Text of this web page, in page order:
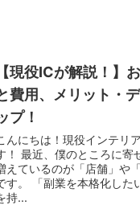
現役ICが解説！】
費用、メリット・
プ！
んにちは！現役インテリ
！ 最近、僕のところに寄
えているのが「店舗」や
す。 「副業を本格化した
持...